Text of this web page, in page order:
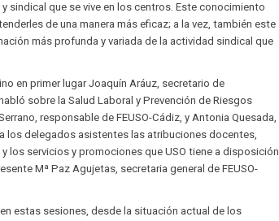
sindical que se vive en los centros. Este conocimiento
de una manera más eficaz; a la vez, también este
más profunda y variada de la actividad sindical que
en primer lugar Joaquín Aráuz, secretario de
sobre la Salud Laboral y Prevención de Riesgos
responsable de FEUSO-Cádiz, y Antonia Quesada,
los delegados asistentes las atribuciones docentes,
los servicios y promociones que USO tiene a disposición
Mª Paz Agujetas, secretaria general de FEUSO-
estas sesiones, desde la situación actual de los